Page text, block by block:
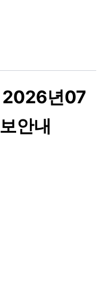
2026년07
안내